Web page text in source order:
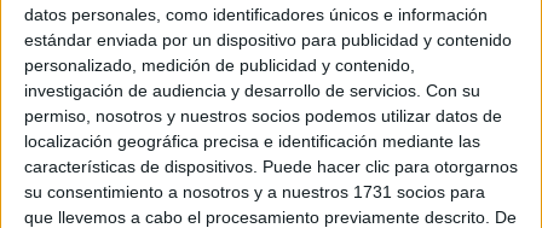
datos personales, como identificadores únicos e información
estándar enviada por un dispositivo para publicidad y contenido
personalizado, medición de publicidad y contenido,
investigación de audiencia y desarrollo de servicios. Con su
permiso, nosotros y nuestros socios podemos utilizar datos de
localización geográfica precisa e identificación mediante las
características de dispositivos. Puede hacer clic para otorgarnos
su consentimiento a nosotros y a nuestros 1731 socios para
que llevemos a cabo el procesamiento previamente descrito. De
Introduce la contraseña que acompaña a tu nombre de usuario